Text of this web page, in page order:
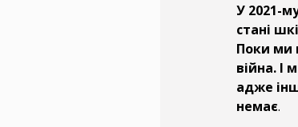
У 2021-
стані
Поки ми
війна. І
адже
немає.